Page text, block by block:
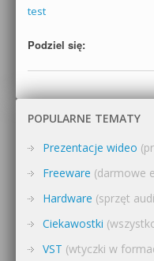
test
Podziel się:
POPULARNE TEMATY
Prezentacje wideo
Freeware (darmowe
Hardware (sprzęt
Ciekawostki
VST (wtyczki w